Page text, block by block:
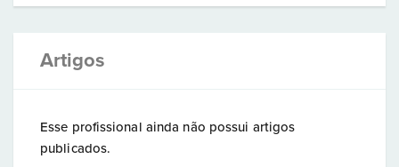
Artigos
Esse profissional ainda não possui artigos
publicados.